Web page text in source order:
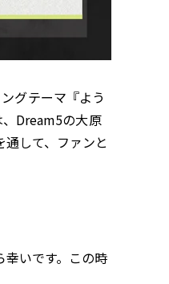
グテーマ『よう
Dream5の大原
して、ファンと
いです。この時